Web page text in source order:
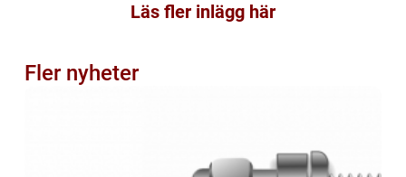
Läs fler inlägg här
Fler nyheter